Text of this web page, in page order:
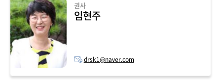
권사
임현주
drsk1@naver.com